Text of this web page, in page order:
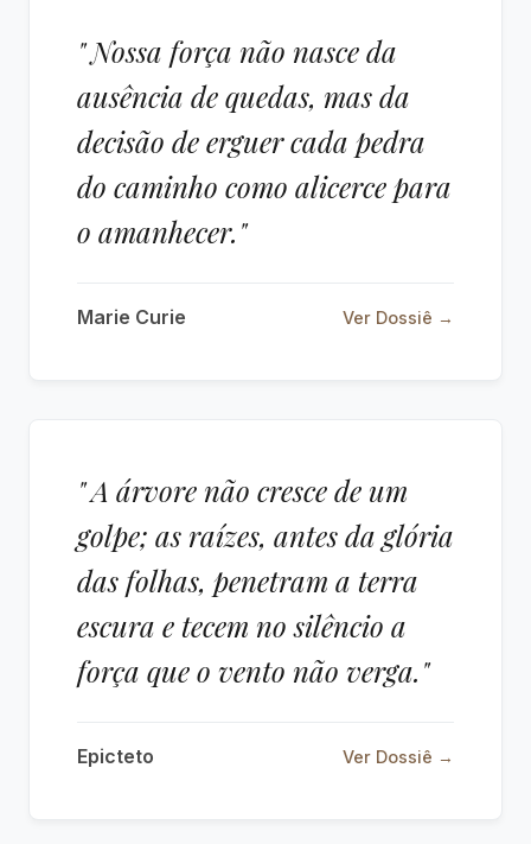
" Nossa força não nasce da
ausência de quedas, mas da
decisão de erguer cada pedra
do caminho como alicerce para
o amanhecer."
Marie Curie Ver Dossiê →
" A árvore não cresce de um
golpe; as raízes, antes da glória
das folhas, penetram a terra
escura e tecem no silêncio a
força que o vento não verga."
Epicteto Ver Dossiê →